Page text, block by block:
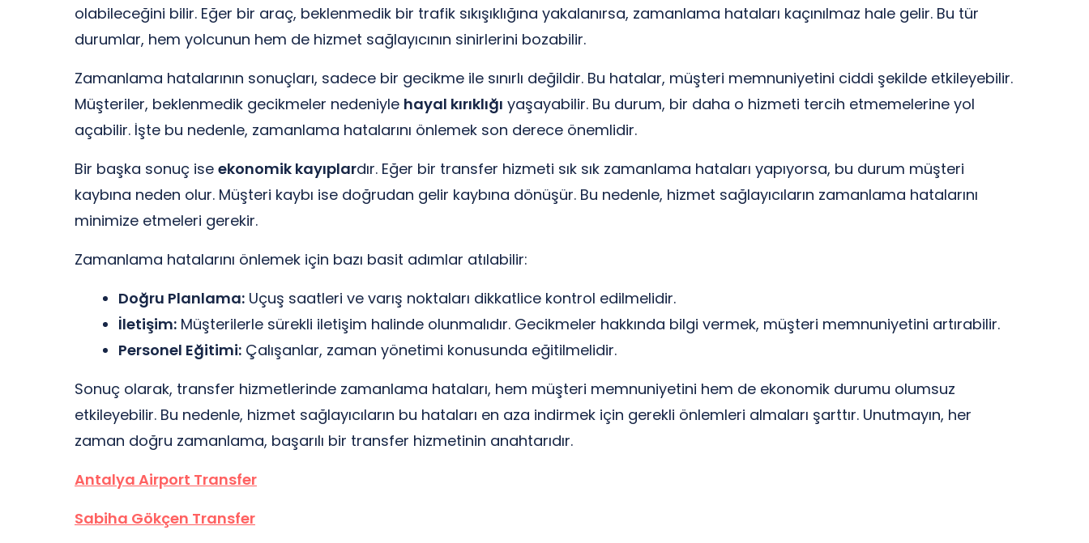
olabileceğini bilir. Eğer bir araç, beklenmedik bir trafik sıkışıklığına yakalanırsa, zamanlama hataları kaçınılmaz hale gelir. Bu tür
durumlar, hem yolcunun hem de hizmet sağlayıcının sinirlerini bozabilir.
Zamanlama hatalarının sonuçları, sadece bir gecikme ile sınırlı değildir. Bu hatalar, müşteri memnuniyetini ciddi şekilde etkileyebilir.
Müşteriler, beklenmedik gecikmeler nedeniyle hayal kırıklığı yaşayabilir. Bu durum, bir daha o hizmeti tercih etmemelerine yol
açabilir. İşte bu nedenle, zamanlama hatalarını önlemek son derece önemlidir.
Bir başka sonuç ise ekonomik kayıplardır. Eğer bir transfer hizmeti sık sık zamanlama hataları yapıyorsa, bu durum müşteri
kaybına neden olur. Müşteri kaybı ise doğrudan gelir kaybına dönüşür. Bu nedenle, hizmet sağlayıcıların zamanlama hatalarını
minimize etmeleri gerekir.
Zamanlama hatalarını önlemek için bazı basit adımlar atılabilir:
Doğru Planlama: Uçuş saatleri ve varış noktaları dikkatlice kontrol edilmelidir.
İletişim: Müşterilerle sürekli iletişim halinde olunmalıdır. Gecikmeler hakkında bilgi vermek, müşteri memnuniyetini artırabilir.
Personel Eğitimi: Çalışanlar, zaman yönetimi konusunda eğitilmelidir.
Sonuç olarak, transfer hizmetlerinde zamanlama hataları, hem müşteri memnuniyetini hem de ekonomik durumu olumsuz
etkileyebilir. Bu nedenle, hizmet sağlayıcıların bu hataları en aza indirmek için gerekli önlemleri almaları şarttır. Unutmayın, her
zaman doğru zamanlama, başarılı bir transfer hizmetinin anahtarıdır.
Antalya Airport Transfer
Sabiha Gökçen Transfer